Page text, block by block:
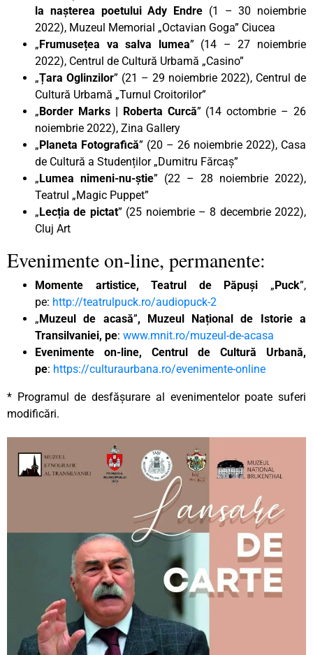
la nașterea poetului Ady Endre (1 – 30 noiembrie
2022), Muzeul Memorial „Octavian Goga” Ciucea
„Frumusețea va salva lumea” (14 – 27 noiembrie
2022), Centrul de Cultură Urbamă „Casino”
„Țara Oglinzilor” (21 – 29 noiembrie 2022), Centrul de
Cultură Urbamă „Turnul Croitorilor”
„Border Marks | Roberta Curcă” (14 octombrie – 26
noiembrie 2022), Zina Gallery
„Planeta Fotografică” (20 – 26 noiembrie 2022), Casa
de Cultură a Studenților „Dumitru Fărcaș”
„Lumea nimeni-nu-știe” (22 – 28 noiembrie 2022),
Teatrul „Magic Puppet”
„Lecția de pictat” (25 noiembrie – 8 decembrie 2022),
Cluj Art
Evenimente on-line, permanente:
Momente artistice, Teatrul de Păpuși „Puck”,
pe: http://teatrulpuck.ro/audiopuck-2
„Muzeul de acasă”, Muzeul Național de Istorie a
Transilvaniei, pe: www.mnit.ro/muzeul-de-acasa
Evenimente on-line, Centrul de Cultură Urbană,
pe: https://culturaurbana.ro/evenimente-online
* Programul de desfășurare al evenimentelor poate suferi
modificări.